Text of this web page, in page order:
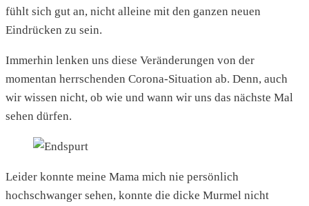
fühlt sich gut an, nicht alleine mit den ganzen neuen
Eindrücken zu sein.
Immerhin lenken uns diese Veränderungen von der
momentan herrschenden Corona-Situation ab. Denn, auch
wir wissen nicht, ob wie und wann wir uns das nächste Mal
sehen dürfen.
Leider konnte meine Mama mich nie persönlich
hochschwanger sehen, konnte die dicke Murmel nicht